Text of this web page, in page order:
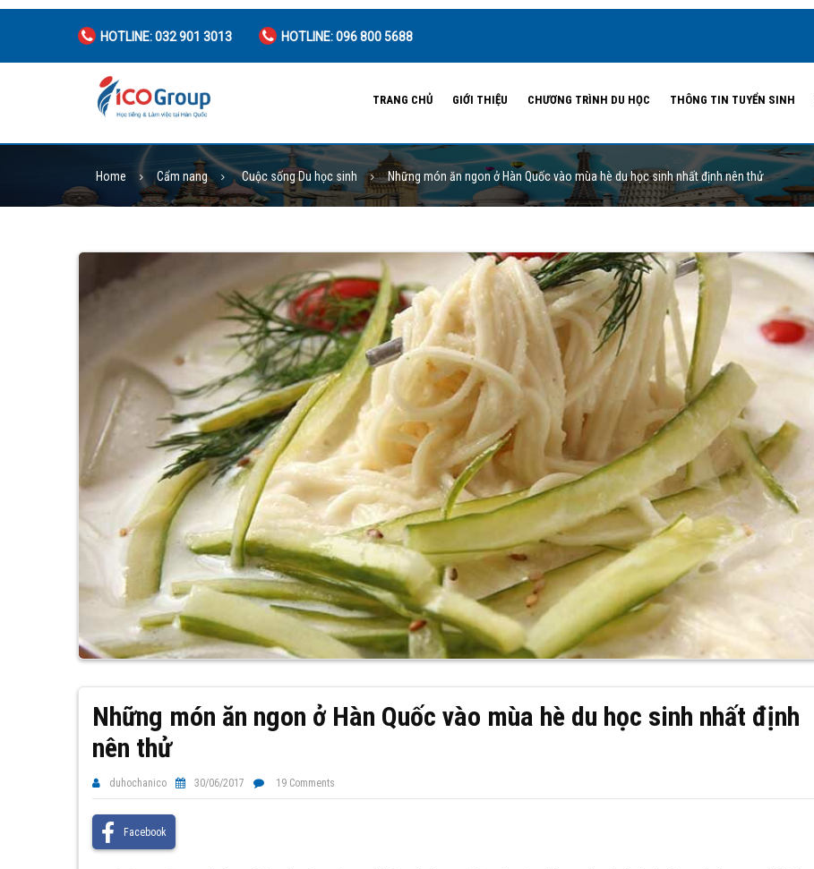
HOTLINE: 032 901 3013 HOTLINE: 096 800 5688
TRANG CHỦ GIỚI THIỆU CHƯƠNG TRÌNH DU HỌC THÔNG TIN TUYỂN SINH
Home Cẩm nang Cuộc sống Du học sinh Những món ăn ngon ở Hàn Quốc vào mùa hè du học sinh nhất định nên thử
Những món ăn ngon ở Hàn Quốc vào mùa hè du học sinh nhất định
nên thử
duhochanico 30/06/2017 19 Comments
Facebook